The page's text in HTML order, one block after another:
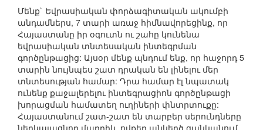
Մենք` Եվրասիական փորձագիտական ակումբի
անդամներս, 7 տարի առաջ հիմնավորեցինք, որ
Հայաստանը իր օգուտն ու շահը կունենա
եվրասիական տնտեսական ինտեգրման
գործընթացից: Այսօր մենք պնդում ենք, որ հաջորդ 5
տարին նույնպես շատ դրական են լինելու մեր
տնտեսության համար: Դրա համար էլ նպատակ
ունենք քաջալերելու ինտեգրացիոն գործընթացի
խորացման համատեղ ուղիների փնտրտուքը:
Հայաստանում շատ-շատ են տարբեր սերունդները